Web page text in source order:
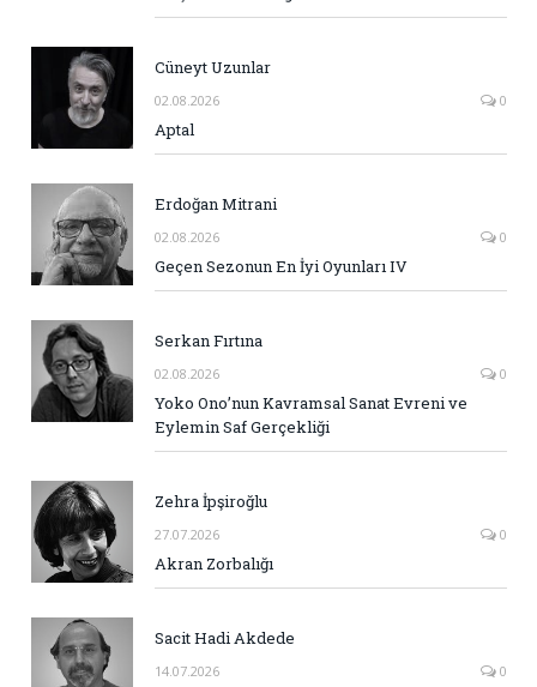
Cüneyt Uzunlar
02.08.2026 0
Aptal
Erdoğan Mitrani
02.08.2026 0
Geçen Sezonun En İyi Oyunları IV
Serkan Fırtına
02.08.2026 0
Yoko Ono’nun Kavramsal Sanat Evreni ve
Eylemin Saf Gerçekliği
Zehra İpşiroğlu
27.07.2026 0
Akran Zorbalığı
Sacit Hadi Akdede
14.07.2026 0